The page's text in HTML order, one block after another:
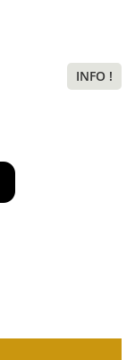
INFO !